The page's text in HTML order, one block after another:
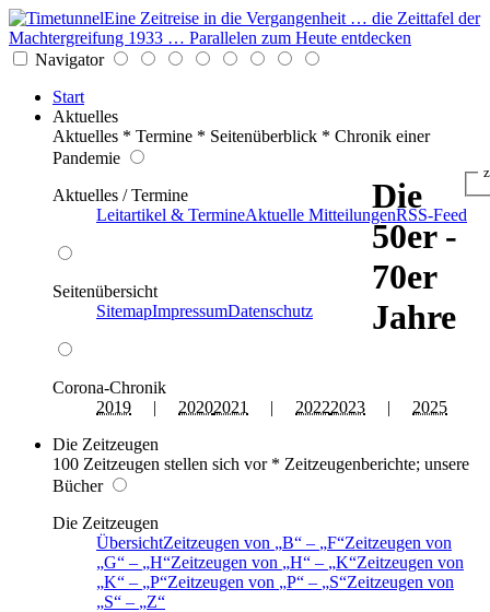
Eine Zeitreise in die Vergangenheit … die Zeittafel der
Machtergreifung 1933 … Parallelen zum Heute entdecken
Navigator
Start
Aktuelles
Aktuelles * Termine * Seitenüberblick * Chronik einer
Pandemie
Aktuelles / Termine
Leitartikel & TermineAktuelle MitteilungenRSS-Feed
Seitenübersicht
SitemapImpressumDatenschutz
Corona-Chronik
2019 | 20202021 | 20222023 | 2025
Die Zeitzeugen
100 Zeitzeugen stellen sich vor * Zeitzeugenberichte; unsere
Bücher
Die Zeitzeugen
ÜbersichtZeitzeugen von B – F Zeitzeugen von
G
– H Zeitzeugen von H – K Zeitzeugen von
K
– P Zeitzeugen von P – S Zeitzeugen von
S
–
Z
Die
50er -
70er
Jahre